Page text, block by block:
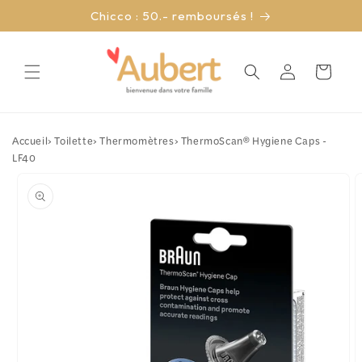
au
Chicco : 50.- remboursés !
ConnexionPanier
Accueil›Toilette›Thermomètres›ThermoScan® Hygiene Caps -
LF40
informations
produits